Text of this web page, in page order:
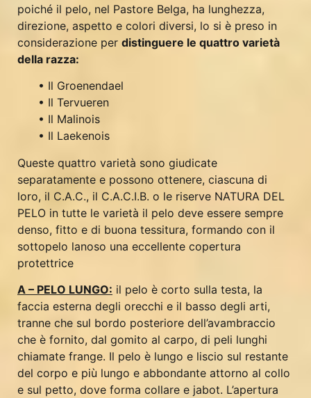
poiché il pelo, nel Pastore Belga, ha lunghezza,
direzione, aspetto e colori diversi, lo si è preso in
considerazione per distinguere le quattro varietà
della razza:
• Il Groenendael
• Il Tervueren
• Il Malinois
• Il Laekenois
Queste quattro varietà sono giudicate
separatamente e possono ottenere, ciascuna di
loro, il C.A.C., il C.A.C.I.B. o le riserve NATURA DEL
PELO in tutte le varietà il pelo deve essere sempre
denso, fitto e di buona tessitura, formando con il
sottopelo lanoso una eccellente copertura
protettrice
A – PELO LUNGO: il pelo è corto sulla testa, la
faccia esterna degli orecchi e il basso degli arti,
tranne che sul bordo posteriore dell’avambraccio
che è fornito, dal gomito al carpo, di peli lunghi
chiamate frange. Il pelo è lungo e liscio sul restante
del corpo e più lungo e abbondante attorno al collo
e sul petto, dove forma collare e jabot. L’apertura